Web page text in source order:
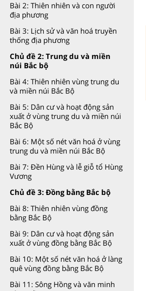
Bài 2: Thiên nhiên và con người
địa phương
Bài 3: Lịch sử và văn hoá truyền
thống địa phương
Chủ đề 2: Trung du và miền
núi Bắc bộ
Bài 4: Thiên nhiên vùng trung du
và miền núi Bắc Bộ
Bài 5: Dân cư và hoạt động sản
xuất ở vùng trung du và miền núi
Bắc Bộ
Bài 6: Một số nét văn hoá ở vùng
trung du và miền núi Bắc Bộ
Bài 7: Đền Hùng và lễ giỗ tổ Hùng
Vương
Chủ đề 3: Đồng bằng Bắc bộ
Bài 8: Thiên nhiên vùng đồng
bằng Bắc Bộ
Bài 9: Dân cư và hoạt động sản
xuất ở vùng đồng bằng Bắc Bộ
Bài 10: Một số nét văn hoá ở làng
quê vùng đồng bằng Bắc Bộ
Bài 11: Sông Hồng và văn minh